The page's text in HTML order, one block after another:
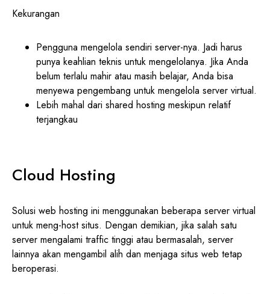
Kekurangan
Pengguna mengelola sendiri server-nya. Jadi harus
punya keahlian teknis untuk mengelolanya. Jika Anda
belum terlalu mahir atau masih belajar, Anda bisa
menyewa pengembang untuk mengelola server virtual.
Lebih mahal dari shared hosting meskipun relatif
terjangkau
Cloud Hosting
Solusi web hosting ini menggunakan beberapa server virtual
untuk meng-host situs. Dengan demikian, jika salah satu
server mengalami traffic tinggi atau bermasalah, server
lainnya akan mengambil alih dan menjaga situs web tetap
beroperasi.